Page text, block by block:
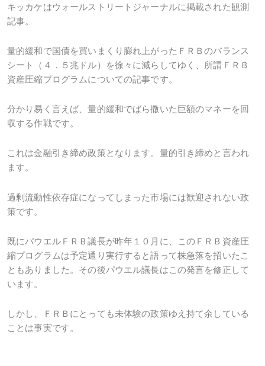
キッカケはウォールストリートジャーナルに掲載された観測
記事。
量的緩和で国債を買いまくり膨れ上がったＦＲＢのバランス
シート（４．５兆ドル）を徐々に減らしてゆく、所謂ＦＲＢ
資産圧縮プログラムについての記事です。
分かり易く言えば、量的緩和でばら撒いた巨額のマネーを回
収する作戦です。
これは金融引き締め政策となります。量的引き締めと言われ
ます。
過剰流動性依存症になってしまった市場には歓迎されない政
策です。
既にパウエルＦＲＢ議長が昨年１０月に、このＦＲＢ資産圧
縮プログラムは予定通り実行すると語って株急落を招いたこ
ともありました。その後パウエル議長はこの発言を修正して
います。
しかし、ＦＲＢにとっても未体験の政策ゆえ持て余している
ことは事実です。